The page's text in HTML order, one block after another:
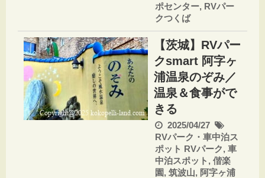
ポセンター, RVパー
クつくば
【茨城】RVパー
クsmart 阿字ヶ
浦温泉のぞみ／
温泉＆食事がで
きる
2025/04/27
RVパーク・車中泊ス
ポット RVパーク, 車
中泊スポット , 偕楽
園, 筑波山, 阿字ヶ浦